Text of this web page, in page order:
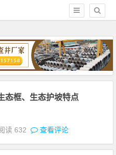
态框、生态护坡特点
读632 查看评论